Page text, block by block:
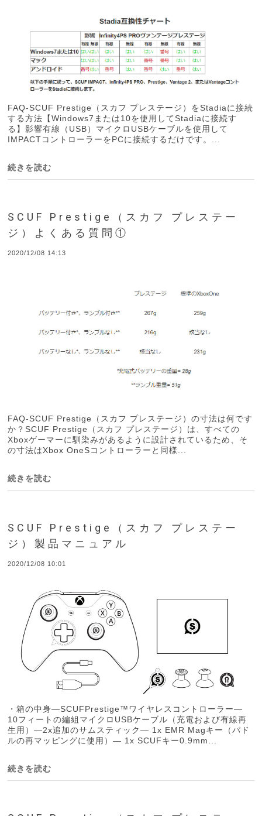
FAQ-SCUF Prestige（スカフ プレステージ）をStadiaに接続
する方法【Windows7または10を使用してStadiaに接続す
る】影響有線（USB）マイクロUSBケーブルを使用して
IMPACTコントローラーをPCに接続するだけです。...
続きを読む
SCUF Prestige（スカフ プレステー
ジ）よくある質問①
2020/12/08 14:13
FAQ-SCUF Prestige（スカフ プレステージ）の寸法は何です
か？SCUF Prestige（スカフ プレステージ）は、すべての
Xboxゲーマーに馴染みがあるように設計されているため、そ
の寸法はXbox OneSコントローラーと同様...
続きを読む
SCUF Prestige（スカフ プレステー
ジ）製品マニュアル
2020/12/08 10:01
・箱の中身—SCUFPrestige™ワイヤレスコントローラー—
10フィートの編組マイクロUSBケーブル（充電および有線再
生用）—2x追加のサムスティック— 1x EMR Magキー（パド
ルの再マッピングに使用）— 1x SCUFキー0.9mm...
続きを読む